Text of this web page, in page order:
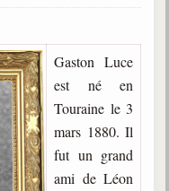
Gaston Luce
est né en
Touraine le 3
mars 1880. Il
fut un grand
ami de Léon